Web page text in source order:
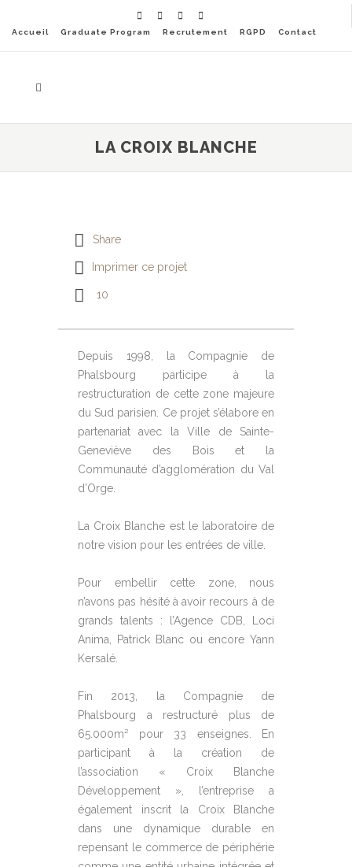
Accueil Graduate Program Recrutement RGPD Contact
LA CROIX BLANCHE
Share
Imprimer ce projet
10
Depuis 1998, la Compagnie de
Phalsbourg participe à la
restructuration de cette zone majeure
du Sud parisien. Ce projet s’élabore en
partenariat avec la Ville de Sainte-
Geneviève des Bois et la
Communauté d’agglomération du Val
d’Orge.
La Croix Blanche est le laboratoire de
notre vision pour les entrées de ville.
Pour embellir cette zone, nous
n’avons pas hésité à avoir recours à de
grands talents : l’Agence CDB, Loci
Anima, Patrick Blanc ou encore Yann
Kersalé.
Fin 2013, la Compagnie de
Phalsbourg a restructuré plus de
65.000m² pour 33 enseignes. En
participant à la création de
l’association « Croix Blanche
Développement », l’entreprise a
également inscrit la Croix Blanche
dans une dynamique durable en
repensant le commerce de périphérie